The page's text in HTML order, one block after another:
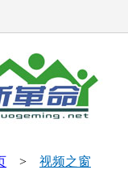
> 视频之窗